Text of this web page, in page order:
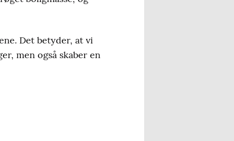
Det betyder, at vi
men også skaber en